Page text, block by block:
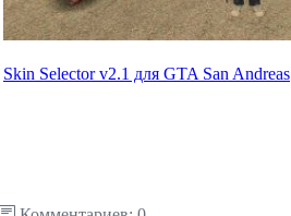
Skin Selector v2.1 для GTA San Andreas